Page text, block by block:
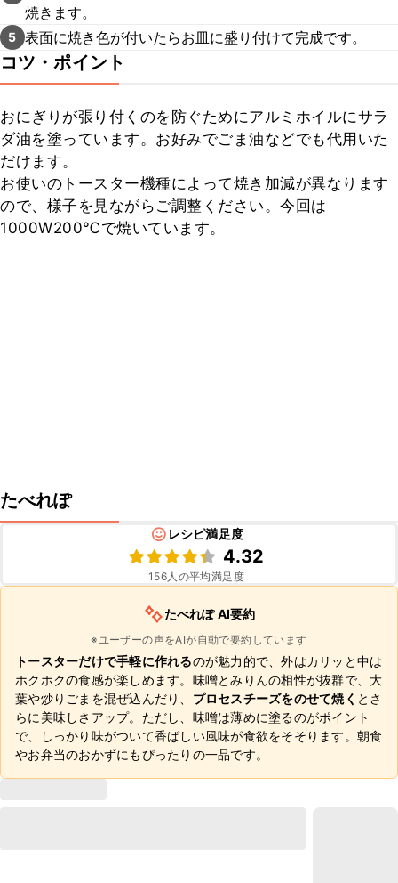
焼きます。
5 表面に焼き色が付いたらお皿に盛り付けて完成です。
コツ・ポイント
おにぎりが張り付くのを防ぐためにアルミホイルにサラ
ダ油を塗っています。お好みでごま油などでも代用いた
だけます。
お使いのトースター機種によって焼き加減が異なります
ので、様子を見ながらご調整ください。今回は
1000W200℃で焼いています。
たべれぽ
レシピ満足度
4.32
156人の平均満足度
たべれぽ AI要約
※ユーザーの声をAIが自動で要約しています
トースターだけで手軽に作れるのが魅力的で、外はカリッと中は
ホクホクの食感が楽しめます。味噌とみりんの相性が抜群で、大
葉や炒りごまを混ぜ込んだり、 プロセスチーズをのせて焼く とさ
らに美味しさアップ。ただし、味噌は薄めに塗るのがポイント
で、しっかり味がついて香ばしい風味が食欲をそそります。朝食
やお弁当のおかずにもぴったりの一品です。